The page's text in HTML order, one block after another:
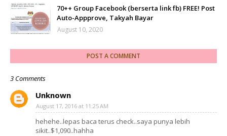
70++ Group Facebook (berserta link fb) FREE! Post
Auto-Appprove, Takyah Bayar
August 10, 2020
POST A COMMENT
3 Comments
Unknown
August 17, 2016 at 11:25 AM
hehehe..lepas baca terus check..saya punya lebih
sikit..$1,090..hahha